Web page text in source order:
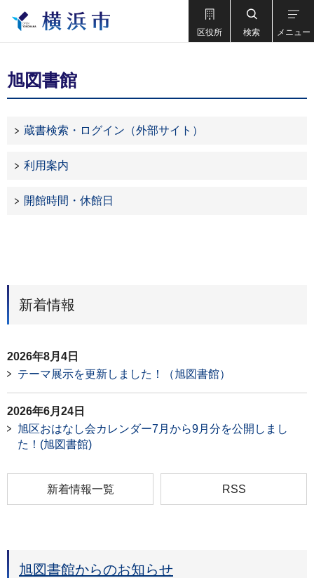
区役所 検索 メニュー
旭図書館
蔵書検索・ログイン（外部サイト）
利用案内
開館時間・休館日
新着情報
2026年8月4日
テーマ展示を更新しました！（旭図書館）
2026年6月24日
旭区おはなし会カレンダー7月から9月分を公開しまし
た！(旭図書館)
新着情報一覧 RSS
旭図書館からのお知らせ